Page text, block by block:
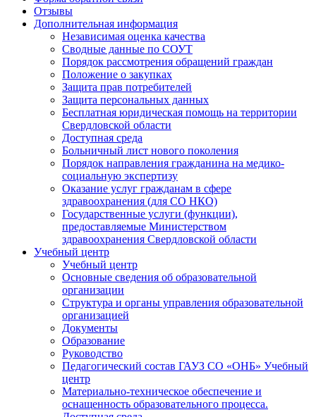
Отзывы
Дополнительная информация
Независимая оценка качества
Сводные данные по СОУТ
Порядок рассмотрения обращений граждан
Положение о закупках
Защита прав потребителей
Защита персональных данных
Бесплатная юридическая помощь на территории
Свердловской области
Доступная среда
Больничный лист нового поколения
Порядок направления гражданина на медико-
социальную экспертизу
Оказание услуг гражданам в сфере
здравоохранения (для СО НКО)
Государственные услуги (функции),
предоставляемые Министерством
здравоохранения Свердловской области
Учебный центр
Учебный центр
Основные сведения об образовательной
организации
Структура и органы управления образовательной
организацией
Документы
Образование
Руководство
Педагогический состав ГАУЗ СО «ОНБ» Учебный
центр
Материально-техническое обеспечение и
оснащенность образовательного процесса.